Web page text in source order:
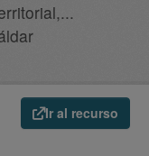
Ir al recurso